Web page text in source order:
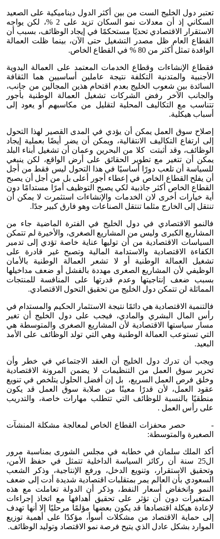
تعتبر دول الخليج الست من بين أكثر الدول ديناميكية على الصعيد
السكاني إذ أن معدلات نمو السكان تزيد على 2 %، لكن يواجه
الاستقرار الاقتصادي تحديًا مستحكمًا في إيجاد الوظائف، بسبب أن
القطاع العام ظل مصدر التشغيل حتى الآن، بينما ظلت العمالة
الوافدة تمثل أكثر من 80 % في القطاع الخاص.
فقطاع الإنشاءات وقطاع الخدمات المعتمد على العمالة اليدوية
الأجنبية والمتدنية التكلفة نتيجة عاملين أساسيين هما الثقافة
السائدة بين شعوب الخليج بعدم اقتحام هذين المجالين من جانب،
والجانب الآخر رفض الشركات تشغيل العمالة الوطنية بأجور
تتناسب مع التكاليف المحلية لتقليل من مكاسبهم أو يعود إلى
أسباب هيكلية.
إصلاح سوق العمل يمكن أن يؤدي في المدى القصير لهذا التحول
إلى ارتفاع التكاليف الانتقالية، ويمكن أن يضر أيضًا بعملية إيجاد
الوظائف، وقد أثبتت كلا من البحرين وعمان أن تشغيل أبناء البلد
يمكن أن تتغير مع تطوير الحقائق على أرض الواقع، لكن ينبغي
للسياسة أن تلعب دورًا أساسيًا في هذا التحول ليس فقط من أجل
أن يفلح القطاع الخاص في إعطاء أجور أعلى بل من أجل أن يصبح
القطاع الخاص أكثر جاذبية لكي يصبح التوظيف أمرًا مستدامًا دون
أية خيارات أخرى لان الخدمات والإنشاءات استثمرت لا يمكن أن
تنتقل إلى الخارج مثلما تنتقل الصناعات وهو فارق كبير جدًا.
فالنمو الاقتصادي في دول الخليج في الفترة الماضية جاء من
المشاريع الكبرى وليس من المشاريع الصغرى، والأخيرة لم تتمكن
السياسات الاقتصادية من أن توليها عناية خاصة تؤدي إلى تدمير
الكفاءة الاقتصادية والاستدامة المالية وتصبح غير قادرة على
تشغيل العمالة الوطنية أو لا تشعر العمالة الوطنية بالأمان
الوظيفي لأن المشاريع الصغرى مهددة بالفشل أو ضعف مداخيلها
بسبب ضعف إنتاجيتها وعدم قدرتها على المنافسة للمنتجات
المماثلة لن تتمكن دول الخليج من تحقيق التحول الاقتصادي.
فالتنمية الاقتصادية هي دائمًا نتيجة الاستثمار الحكيم والمستدام في
رأس المال البشري والمادي، فيجب على دول الخليج أن تغير
مسار سياستها الاقتصادية لأن المشاريع الصغرى والمتوسطة هي
التي تستوعب العمالة الوطنية وهي التي تولد الوظائف على الأمد
البعيد.
ويجب أن تدرك دول الخليج أن العقد الاجتماعي في خطر وأن
تحرير سوق العمل من التنظيمات لا يضمن المرونة الاقتصادية
وخلق فرص العمل السريع، بل إن أفضل الحلول يتلخص في تنويع
عقود العمل، لأن قدرًا معينًا من صلابة سوق العمل قد يكون
منطقيًا بالنسبة للوظائف التي تتطلب مهارات خاصة، والتدريب
على رأس العمل .
- حصر محفزات القطاع الخاص لمعالجة مشكلة المنشآت
الصغيرة والمتوسطة:
أكد الملك سلمان في خطابه في مجلس الشورى بمناسبة مرور
ال25 سنة أن ركائز السياسة الداخلية تتمثل في حفظ الأمن،
وتحقيق الاستقرار، وتنويع الدخل، ورفع الإنتاجية، وذكر الشعب
السعودي بأن العالم يمر بمتقلبات اقتصادية شديدة أدت إلى ضعف
النمو وانخفاض أسعار النفط، وذكر أن الدولة تعاملت مع هذه
المتغيرات دون أن تؤثر على تحقيق أهدافها مع اتخاذ إجراءات
لإعادة هيكلة اقتصادها قد يكون بعضها مؤلمًا مرحليًا إلا أنها تهدف
إلى حماية الاقتصاد من مشكلات أسوأ، مؤكدًا على أهمية توزيع
الموارد بشكل عادل الذي يتيح فرصة نمو الاقتصاد وتوليد الوظائف.